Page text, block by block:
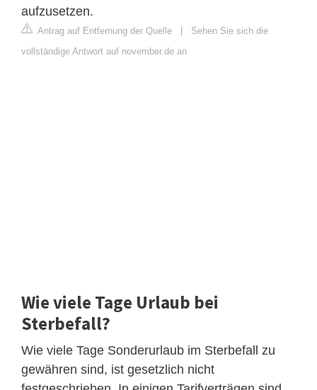
aufzusetzen.
Antrag auf Entfernung der Quelle | Sehen Sie sich die
vollständige Antwort auf november.de an
Wie viele Tage Urlaub bei
Sterbefall?
Wie viele Tage Sonderurlaub im Sterbefall zu
gewähren sind, ist gesetzlich nicht